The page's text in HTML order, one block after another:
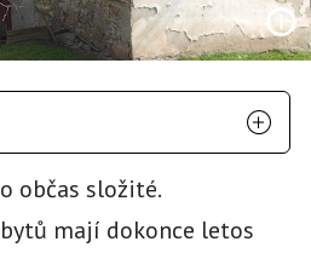
občas složité.
mají dokonce letos